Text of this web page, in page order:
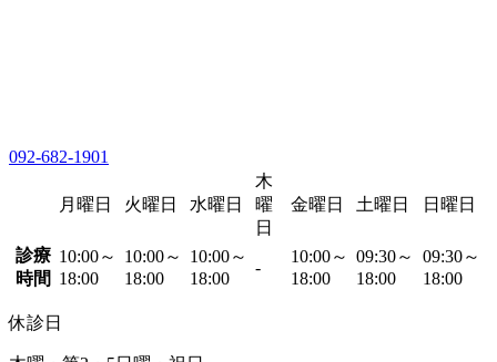
092-682-1901
月曜日 火曜日 水曜日
木
曜
日
金曜日 土曜日 日曜日
診療
時間
10:00～
18:00
10:00～
18:00
10:00～
18:00
-
10:00～
18:00
09:30～
18:00
09:30～
18:00
休診日